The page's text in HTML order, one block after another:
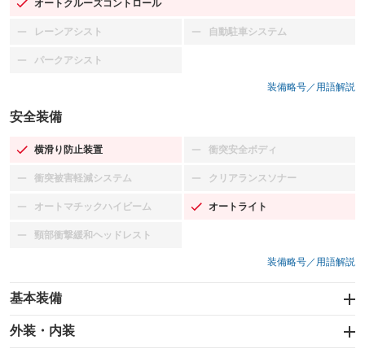
オートクルーズコントロール
：装備あり
レーンアシスト
：装備なし 自動駐車システム
：装備なし
パークアシスト
：装備なし
装備略号／用語解説
安全装備
横滑り防止装置
：装備あり 衝突安全ボディ
：装備なし
衝突被害軽減システム
：装備なし クリアランスソナー
：装備なし
オートマチックハイビーム
：装備なし オートライト
：装備あり
頸部衝撃緩和ヘッドレスト
：装備なし
装備略号／用語解説
基本装備
エアバッグ：運転席/助手席/サイド
：装備あり
外装・内装